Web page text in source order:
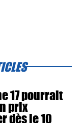
17 pourrait
prix
dès le 10